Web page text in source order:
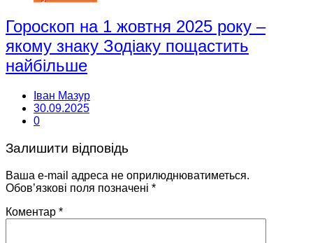
Гороскоп на 1 жовтня 2025 року –
якому знаку Зодіаку пощастить
найбільше
Іван Мазур
30.09.2025
0
Залишити відповідь
Ваша e-mail адреса не оприлюднюватиметься.
Обов’язкові поля позначені *
Коментар *